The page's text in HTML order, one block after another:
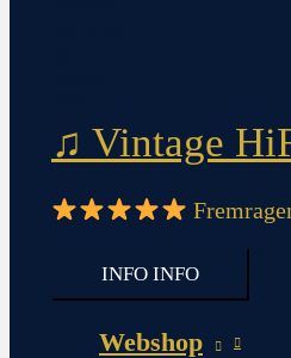
♫ Vintage
INFO INFO
Webshop